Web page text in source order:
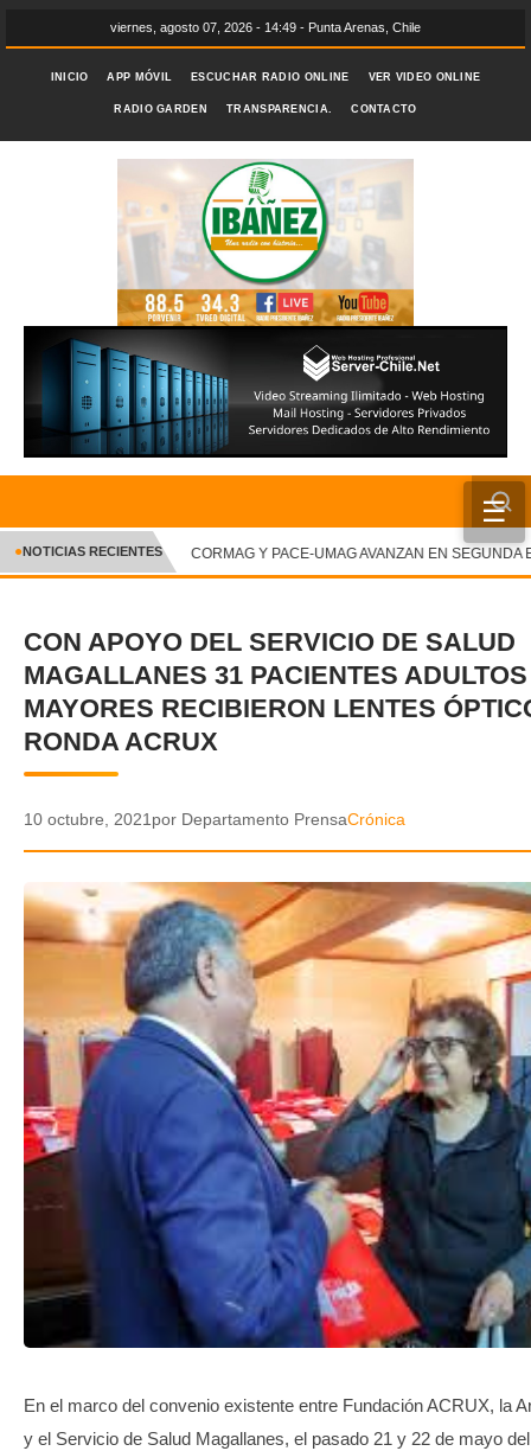
viernes, agosto 07, 2026 - 14:49 - Punta Arenas, Chile
INICIO APP MÓVIL ESCUCHAR RADIO ONLINE VER VIDEO ONLINE
RADIO GARDEN TRANSPARENCIA. CONTACTO
☰
INICIO
CRÓNICA
DEPORTES
ENTRETENIMIENTO Y CULTURA
POLICIAL
VIDEOS
GALERIA DE FOTOS
APP MÓVIL
TRANSPARENCIA
✕
NOTICIAS RECIENTES CORMAG Y PACE-UMAG AVANZAN EN SEGUNDA
CON APOYO DEL SERVICIO DE SALUD
MAGALLANES 31 PACIENTES ADULTOS
MAYORES RECIBIERON LENTES
RONDA ACRUX
10 octubre, 2021por Departamento PrensaCrónica
En el marco del convenio existente entre Fundación ACRUX, la
y el Servicio de Salud Magallanes, el pasado 21 y 22 de mayo